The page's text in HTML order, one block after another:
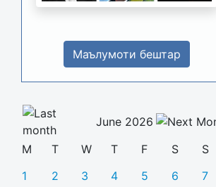
Маълумоти бештар
June 2026
M
T W T F S
S
1
2 3 4 5 6 7